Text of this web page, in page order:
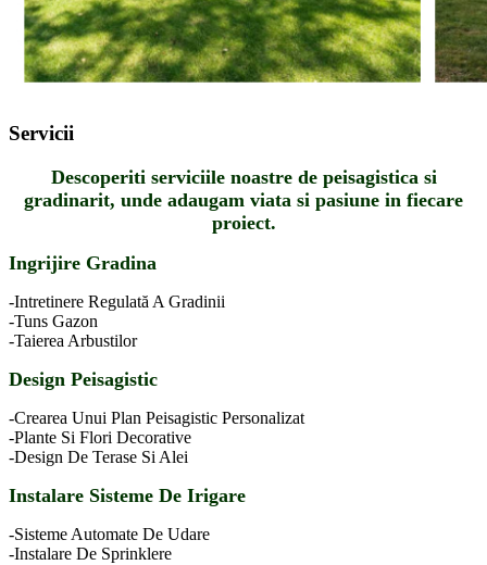
Servicii
Descoperiti serviciile noastre de peisagistica si
gradinarit, unde adaugam viata si pasiune in fiecare
proiect.
Ingrijire Gradina
-Intretinere Regulată A Gradinii
-Tuns Gazon
-Taierea Arbustilor
Design Peisagistic
-Crearea Unui Plan Peisagistic Personalizat
-Plante Si Flori Decorative
-Design De Terase Si Alei
Instalare Sisteme De Irigare
-Sisteme Automate De Udare
-Instalare De Sprinklere